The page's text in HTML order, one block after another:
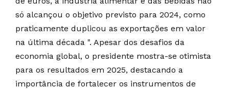
só alcançou o objetivo previsto para 2024, como
praticamente duplicou as exportações em valor
na última década ". Apesar dos desafios da
economia global, o presidente mostra-se otimista
para os resultados em 2025, destacando a
importância de fortalecer os instrumentos de